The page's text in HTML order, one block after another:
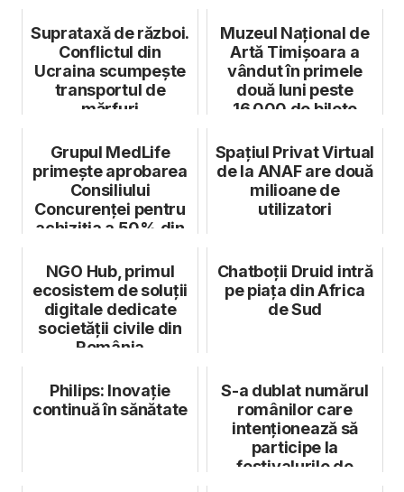
Suprataxă de război.
Conflictul din
Ucraina scumpește
transportul de
mărfuri
Muzeul Național de
Artă Timișoara a
vândut în primele
două luni peste
16.000 de bilete
Grupul MedLife
primește aprobarea
Consiliului
Concurenței pentru
achiziția a 50% din
Spațiul Privat Virtual
de la ANAF are două
milioane de
utilizatori
NGO Hub, primul
ecosistem de soluții
digitale dedicate
societății civile din
România
Chatboții Druid intră
pe piața din Africa
de Sud
Philips: Inovație
continuă în sănătate
S-a dublat numărul
românilor care
intenționează să
participe la
festivalurile de